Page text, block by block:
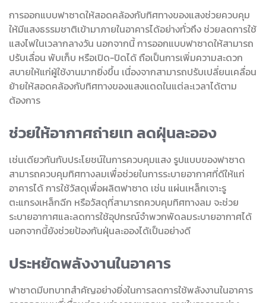
การออกแบบฟาซาดให้สอดคล้องกับทิศทางของแสงช่วยควบคุม
ให้มีแสงธรรมชาติเข้ามาภายในอาคารได้อย่างทั่วถึง ช่วยลดการใช้
แสงไฟในเวลากลางวัน นอกจากนี้ การออกแบบฟาซาดให้สามารถ
ปรับเลื่อน พับเก็บ หรือเปิด-ปิดได้ ถือเป็นการเพิ่มความสะดวก
สบายให้แก่ผู้ใช้งานมากยิ่งขึ้น เนื่องจากสามารถปรับเปลี่ยนเคลื่อน
ย้ายให้สอดคล้องกับทิศทางของแสงแดดในแต่ละเวลาได้ตาม
ต้องการ
ช่วยให้อากาศถ่ายเท ลดฝุ่นละออง
เช่นเดียวกันกับประโยชน์ในการควบคุมแสง รูปแบบของฟาซาด
สามารถควบคุมทิศทางลมเพื่อช่วยในการระบายอากาศที่ดีให้แก่
อาคารได้ การใช้วัสดุเพื่อผลิตฟาซาด เช่น แผ่นเหล็กเจาะรู
ตะแกรงเหล็กฉีก หรือวัสดุที่สามารถควบคุมทิศทางลม จะช่วย
ระบายอากาศและลดการใช้อุปกรณ์จำพวกพัดลมระบายอากาศได้
นอกจากนี้ยังช่วยป้องกันฝุ่นละอองได้เป็นอย่างดี
ประหยัดพลังงานในอาคาร
ฟาซาดมีบทบาทสำคัญอย่างยิ่งในการลดการใช้พลังงานในอาคาร